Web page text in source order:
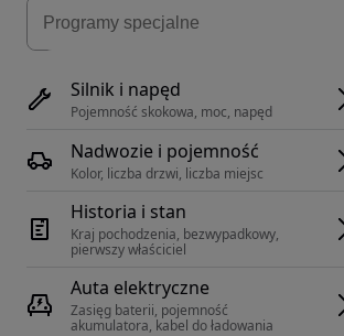
Silnik i napęd
Pojemność skokowa, moc, napęd
Nadwozie i pojemność
Kolor, liczba drzwi, liczba miejsc
Historia i stan
Kraj pochodzenia, bezwypadkowy,
pierwszy właściciel
Auta elektryczne
Zasięg baterii, pojemność
akumulatora, kabel do ładowania